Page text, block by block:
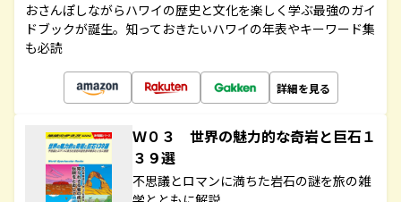
おさんぽしながらハワイの歴史と文化を楽しく学ぶ最強のガイ
ドブックが誕生。知っておきたいハワイの年表やキーワード集
も必読
詳細を見る
Ｗ０３ 世界の魅力的な奇岩と巨石１
３９選
不思議とロマンに満ちた岩石の謎を旅の雑